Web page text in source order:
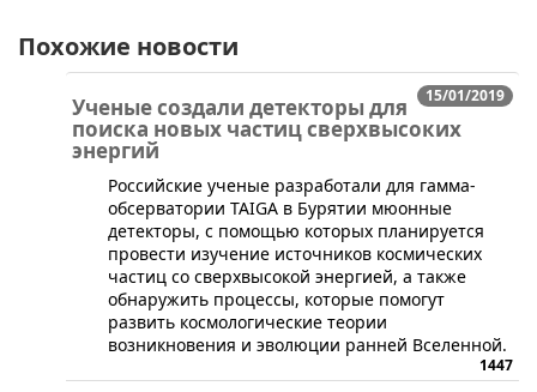
Похожие новости
15/01/2019
Ученые создали детекторы для
поиска новых частиц сверхвысоких
энергий
Российские ученые разработали для гамма-
обсерватории TAIGA в Бурятии мюонные
детекторы, с помощью которых планируется
провести изучение источников космических
частиц со сверхвысокой энергией, а также
обнаружить процессы, которые помогут
развить космологические теории
возникновения и эволюции ранней Вселенной.
1447